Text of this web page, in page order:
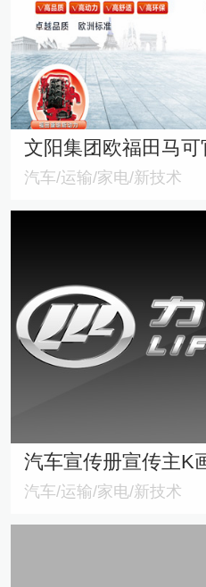
文阳集团欧福田马
汽车/运输/家电/新技术
汽车/运输/家电/新技术